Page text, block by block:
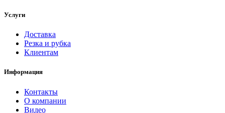
Услуги
Доставка
Резка и рубка
Клиентам
Информация
Контакты
О компании
Видео